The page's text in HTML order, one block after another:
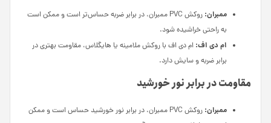
ممبران:
روکش PVC ممبران، در برابر ضربه حساس‌تر است و ممکن است
به راحتی خراشیده شود.
ام دی اف: ام دی اف با روکش ملامینه یا هایگلاس، مقاومت بهتری در
برابر ضربه و سایش دارد.
مقاومت در برابر نور خورشید
ممبران:
روکش PVC ممبران، در برابر نور خورشید حساس است و ممکن